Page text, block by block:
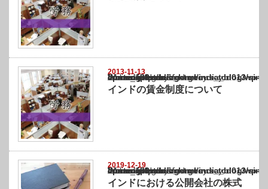
2013-11-13
Warning
: Undefined array key "show_category" in
/home/netst/kuno-cpa.co.jp/public_html/india_blog/wp-content/themes/
on line183
インドの賃金制度について
2019-12-19
Warning
: Undefined array key "show_category" in
/home/netst/kuno-cpa.co.jp/public_html/india_blog/wp-content/themes/
on line183
インドにおける公開会社の株式